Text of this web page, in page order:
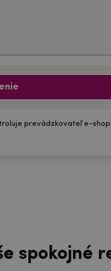
prevádzkovateľ e-
spokojné